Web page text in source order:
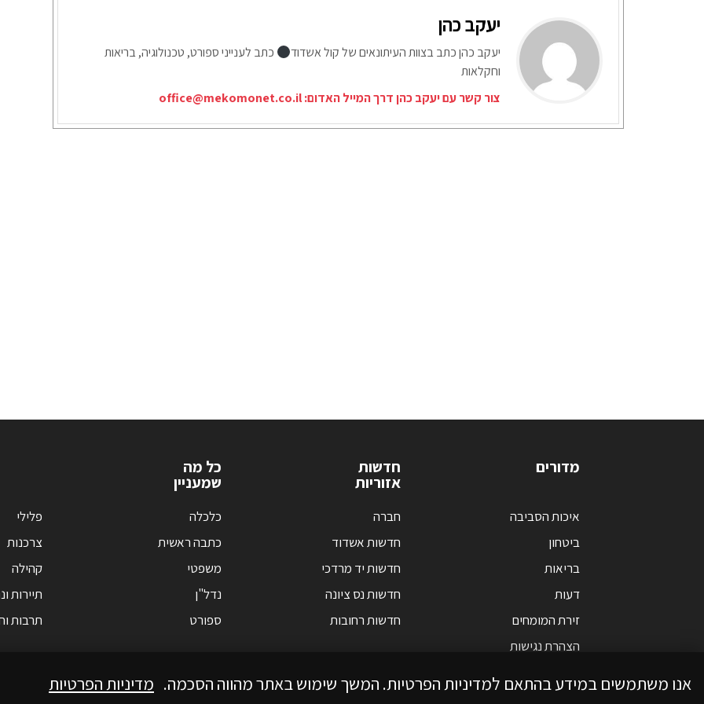
יעקב כהן
יעקב כהן כתב בצוות העיתונאים של קול אשדוד
כתב לענייני ספורט, טכנולוגיה, בריאות
וחקלאות
צור קשר עם יעקב כהן דרך המייל האדום:office@mekomonet.co.il
מדורים
איכות הסביבה
ביטחון
בריאות
דעות
זירת המומחים
הצהרת נגישות
חדשות
אזוריות
חברה
חדשות אשדוד
חדשות יד מרדכי
חדשות נס ציונה
חדשות רחובות
כל מה
שמעניין
כלכלה
כתבה ראשית
משפטי
נדל"ן
ספורט
פלילי
צרכנות
קהילה
תיירות
תרבות
אנו משתמשים במידע בהתאם למדיניות הפרטיות. המשך שימוש באתר מהווה הסכמה. מדיניות הפרטיות